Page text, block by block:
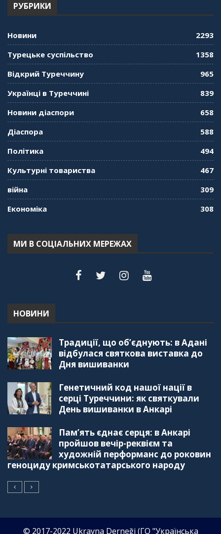
"Дзеркало діаспори". Випуск 11. Олександр
"Дзеркало діаспори". Випуск 10. Тонкощі та
кримськотатарського прапора. Феріде Шахін
"Дзеркало діаспори". Випуск 8. Розмова з
Послом
"Дзеркало діаспори". Випуск 6. Можливості
рада українських громад Туреччини
56:20
"Дзеркало діаспори". Випуск 3. Вища освіта:
59:38
"Дзеркало діаспори", Випуск 2, Як вивчити
57:18
"Дзеркало діаспори". Випуск 1. Про створення
порталу "Укр-Айна"
39:41
РУБРИКИ
Новини
2293
Турецьке суспільство
1358
Відкрий Туреччину
965
Українці в Туреччині
839
Новини діаспори
658
Діаспора
588
Політика
494
Культурні товариства
467
війна
309
Економіка
308
МИ В СОЦІАЛЬНИХ МЕРЕЖАХ
НОВИНИ
Традиції, що об’єднують: в Адані
відбулася святкова виставка до
Дня вишиванки
Генетичний код нашої нації в
серці Туреччини: як святкували
День вишиванки в Анкарі
Пам’ять єднає серця: в Анкарі
пройшов вечір-реквієм та
художній перформанс до роковин
геноциду кримськотатарського народу
© 2017-2022 Ukrayna Derneği (ГО "Українська